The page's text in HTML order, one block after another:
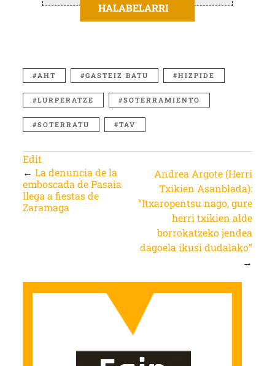
HALABELARRI
AHT GASTEIZ BATU HIZPIDE
LURPERATZE SOTERRAMIENTO
SOTERRATU TAV
Edit
← La denuncia de la
emboscada de Pasaia
llega a fiestas de
Zaramaga
Andrea Argote (Herri
Txikien Asanblada):
“Itxaropentsu nago, gure
herri txikien alde
borrokatzeko jendea
dagoela ikusi dudalako”
→